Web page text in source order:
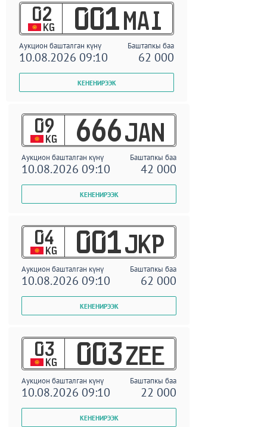
02
KG 001 MAI
Аукцион башталган күнү Баштапкы баа
10.08.2026 09:10 62 000
09
KG 666 JAN
Аукцион башталган күнү Баштапкы баа
10.08.2026 09:10 42 000
04
KG 001 JKP
Аукцион башталган күнү Баштапкы баа
10.08.2026 09:10 62 000
03
KG 003 ZEE
Аукцион башталган күнү Баштапкы баа
10.08.2026 09:10 22 000